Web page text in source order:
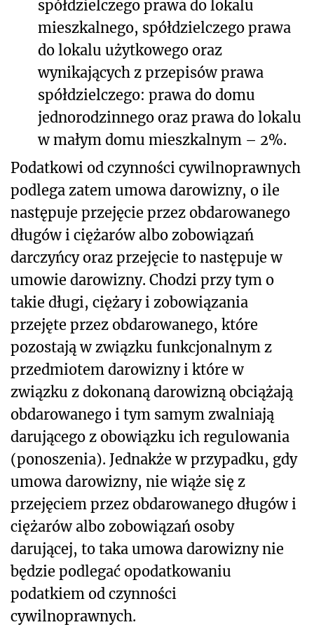
spółdzielczego prawa do lokalu
mieszkalnego, spółdzielczego prawa
do lokalu użytkowego oraz
wynikających z przepisów prawa
spółdzielczego: prawa do domu
jednorodzinnego oraz prawa do lokalu
w małym domu mieszkalnym – 2%.
Podatkowi od czynności cywilnoprawnych
podlega zatem umowa darowizny, o ile
następuje przejęcie przez obdarowanego
długów i ciężarów albo zobowiązań
darczyńcy oraz przejęcie to następuje w
umowie darowizny. Chodzi przy tym o
takie długi, ciężary i zobowiązania
przejęte przez obdarowanego, które
pozostają w związku funkcjonalnym z
przedmiotem darowizny i które w
związku z dokonaną darowizną obciążają
obdarowanego i tym samym zwalniają
darującego z obowiązku ich regulowania
(ponoszenia). Jednakże w przypadku, gdy
umowa darowizny, nie wiąże się z
przejęciem przez obdarowanego długów i
ciężarów albo zobowiązań osoby
darującej, to taka umowa darowizny nie
będzie podlegać opodatkowaniu
podatkiem od czynności
cywilnoprawnych.